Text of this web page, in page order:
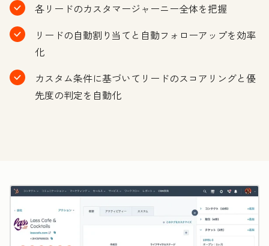
各リードのカスタマージャーニー全体を把握
リードの自動割り当てと自動フォローアップを効率
化
カスタム条件に基づいてリードのスコアリングと優
先度の判定を自動化